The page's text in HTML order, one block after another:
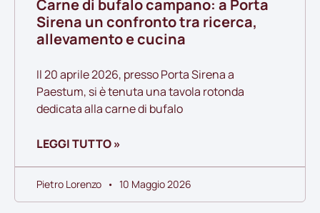
Carne di bufalo campano: a Porta
Sirena un confronto tra ricerca,
allevamento e cucina
Il 20 aprile 2026, presso Porta Sirena a
Paestum, si è tenuta una tavola rotonda
dedicata alla carne di bufalo
LEGGI TUTTO »
Pietro Lorenzo 10 Maggio 2026